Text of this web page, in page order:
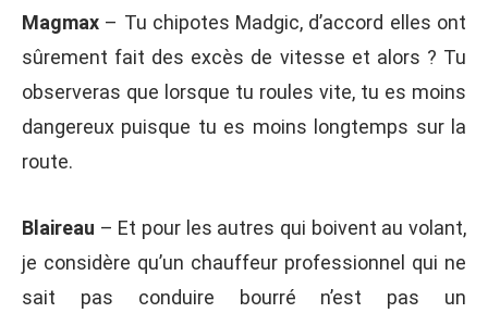
Magmax – Tu chipotes Madgic, d’accord elles ont
sûrement fait des excès de vitesse et alors ? Tu
observeras que lorsque tu roules vite, tu es moins
dangereux puisque tu es moins longtemps sur la
route.
Blaireau – Et pour les autres qui boivent au volant,
je considère qu’un chauffeur professionnel qui ne
sait pas conduire bourré n’est pas un